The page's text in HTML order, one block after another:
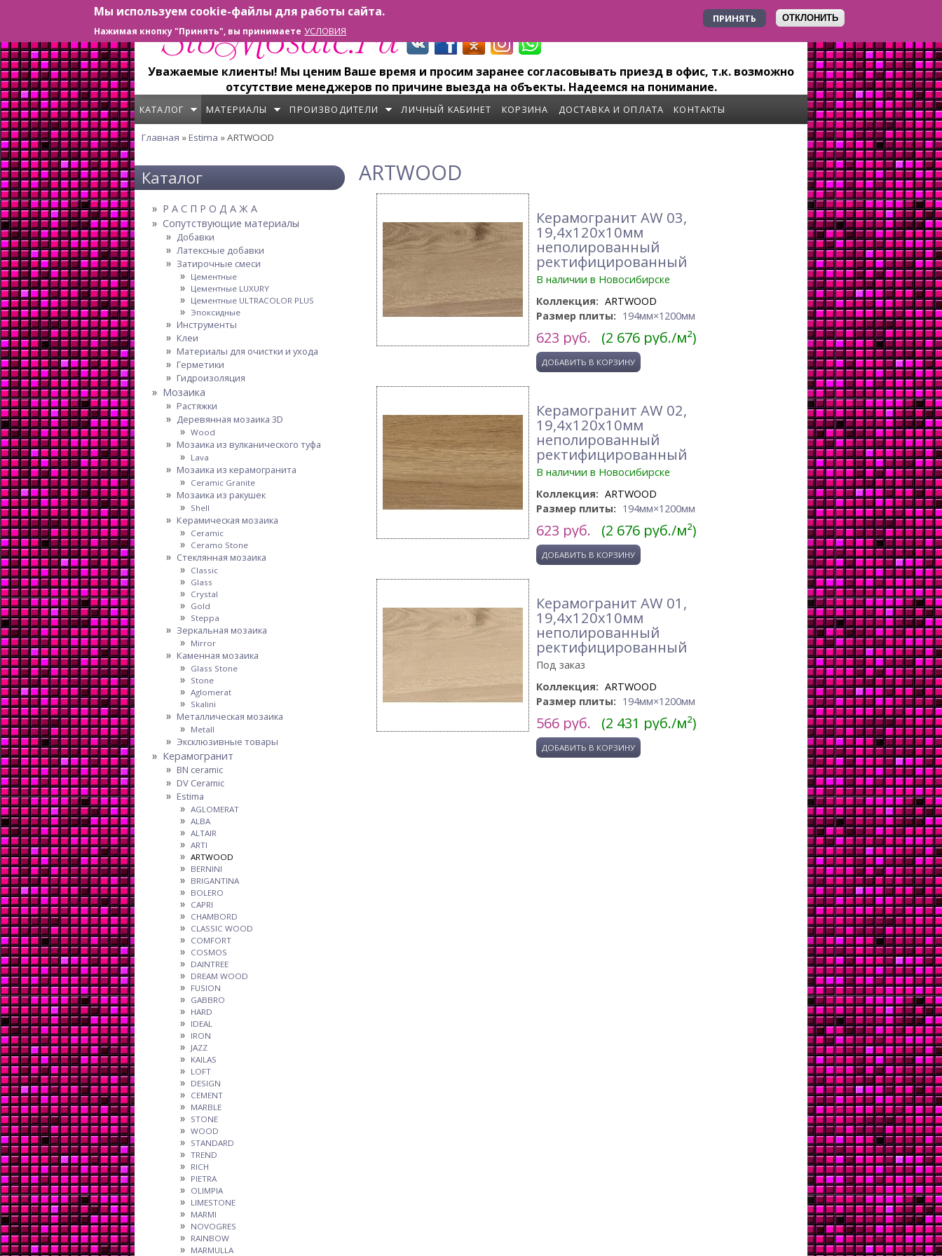
Мы используем cookie-файлы для работы сайта.
Нажимая кнопку "Принять", вы принимаете УСЛОВИЯ
ПРИНЯТЬ ОТКЛОНИТЬ
Перейти к основному содержанию +7 923 179-6-279
Уважаемые клиенты! Мы ценим Ваше время и просим заранее согласовывать приезд в офис, т.к. возможно
отсутствие менеджеров по причине выезда на объекты. Надеемся на понимание.
КАТАЛОГ МАТЕРИАЛЫ ПРОИЗВОДИТЕЛИ ЛИЧНЫЙ КАБИНЕТ КОРЗИНА ДОСТАВКА И ОПЛАТА КОНТАКТЫ
Главная »Estima » ARTWOOD
ARTWOOD
Керамогранит AW 03,
19,4x120x10мм
неполированный
ректифицированный
В наличии в Новосибирске
Коллекция: ARTWOOD
Размер плиты: 194мм×1200мм
623 руб. (2 676 руб./м²)
Керамогранит AW 02,
19,4x120x10мм
неполированный
ректифицированный
В наличии в Новосибирске
Коллекция: ARTWOOD
Размер плиты: 194мм×1200мм
623 руб. (2 676 руб./м²)
Керамогранит AW 01,
19,4x120x10мм
неполированный
ректифицированный
Под заказ
Коллекция: ARTWOOD
Размер плиты: 194мм×1200мм
566руб. (2 431 руб./м²)
Каталог
Р А С П Р О Д А Ж А
Сопутствующие материалы
Добавки
Латексные добавки
Затирочные смеси
Цементные
Цементные LUXURY
Цементные ULTRACOLOR PLUS
Эпоксидные
Инструменты
Клеи
Материалы для очистки и ухода
Герметики
Гидроизоляция
Мозаика
Растяжки
Деревянная мозаика 3D
Wood
Мозаика из вулканического туфа
Lava
Мозаика из керамогранита
Ceramic Granite
Мозаика из ракушек
Shell
Керамическая мозаика
Ceramic
Ceramo Stone
Стеклянная мозаика
Classic
Glass
Crystal
Gold
Steppa
Зеркальная мозаика
Mirror
Каменная мозаика
Glass Stone
Stone
Aglomerat
Skalini
Металлическая мозаика
Metall
Эксклюзивные товары
Керамогранит
BN ceramic
DV Ceramic
Estima
AGLOMERAT
ALBA
ALTAIR
ARTI
ARTWOOD
BERNINI
BRIGANTINA
BOLERO
CAPRI
CHAMBORD
CLASSIC WOOD
COMFORT
COSMOS
DAINTREE
DREAM WOOD
FUSION
GABBRO
HARD
IDEAL
IRON
JAZZ
KAILAS
LOFT
DESIGN
CEMENT
MARBLE
STONE
WOOD
STANDARD
TREND
RICH
PIETRA
OLIMPIA
LIMESTONE
MARMI
NOVOGRES
RAINBOW
MARMULLA